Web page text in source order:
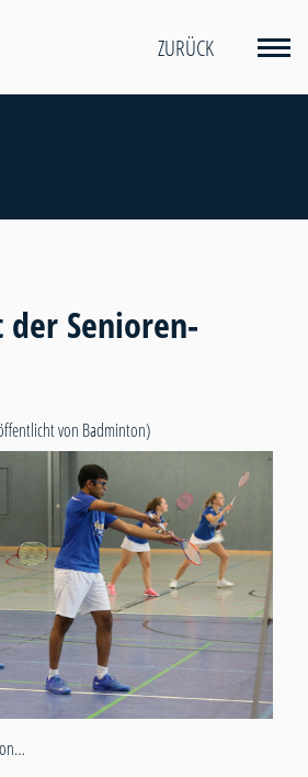
ZURÜCK
der Senioren-
von Badminton)